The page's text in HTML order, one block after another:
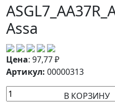
Assa
Цена: 97,77₽
Артикул: 00000313
В КОРЗИНУ